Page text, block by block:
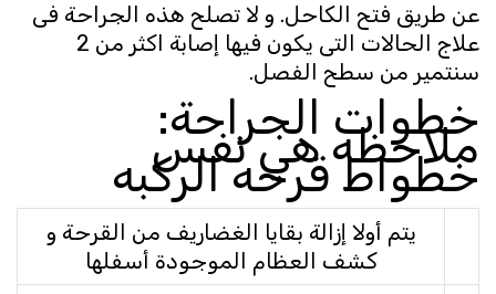
عن طريق فتح الكاحل. و لا تصلح هذه الجراحة فى
علاج الحالات التى يكون فيها إصابة اكثر من 2
سنتمير من سطح الفصل.
خطوات الجراحة:
ملاحظه هي نفس
خطواط قرحه الركبه
يتم أولا إزالة بقايا الغضاريف من القرحة و
كشف العظام الموجودة أسفلها